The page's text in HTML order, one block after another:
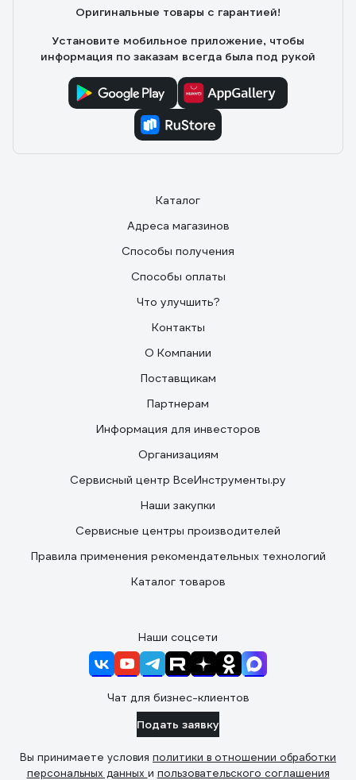
Оригинальные товары с гарантией!
Установите мобильное приложение, чтобы
информация по заказам всегда была под рукой
Каталог
Адреса магазинов
Способы получения
Способы оплаты
Что улучшить?
Контакты
О Компании
Поставщикам
Партнерам
Информация для инвесторов
Организациям
Сервисный центр ВсеИнструменты.ру
Наши закупки
Сервисные центры производителей
Правила применения рекомендательных технологий
Каталог товаров
Наши соцсети
Чат для бизнес-клиентов
Подать заявку
Вы принимаете условия политики в отношении обработки
персональных данных и пользовательского соглашения